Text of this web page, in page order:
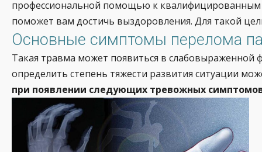
профессиональной помощью к квалифицированным
поможет вам достичь выздоровления. Для такой
Основные симптомы перелома
Такая травма может появиться в слабовыраженной
определить степень тяжести развития ситуации
при появлении следующих тревожных